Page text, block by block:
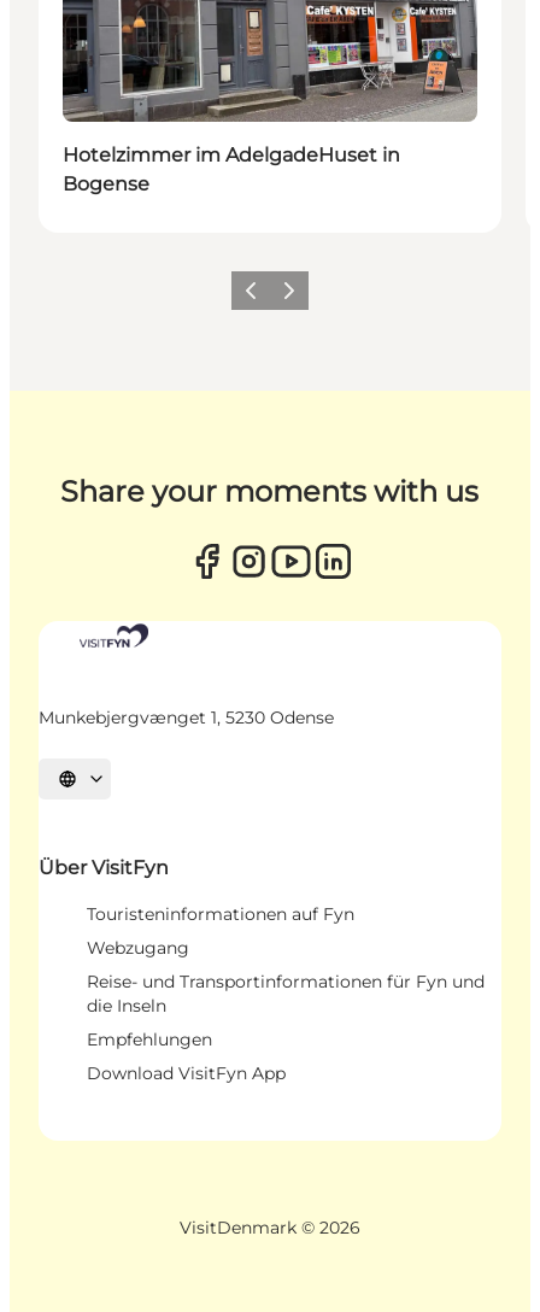
Hotelzimmer im AdelgadeHuset in
Bogense
ZurückWeiter
Share your moments with us
Munkebjergvænget 1, 5230 Odense
Sprache auswählen
Über VisitFyn
Touristeninformationen auf Fyn
Webzugang
Reise- und Transportinformationen für Fyn und
die Inseln
Empfehlungen
Download VisitFyn App
VisitDenmark © 2026